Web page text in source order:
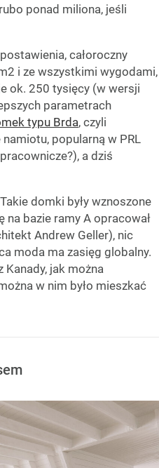
ponad miliona, jeśli
całoroczny
i ze wszystkimi wygodami,
ok. 250 tysięcy (w wersji
parametrach
typu Brda, czyli
popularną w PRL
a dziś
domki były wznoszone
na bazie ramy A opracował
Andrew Geller), nic
moda ma zasięg globalny.
Kanady, jak można
w nim było mieszkać